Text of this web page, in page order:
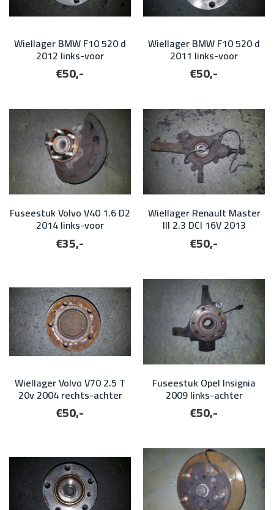
Wiellager BMW F10 520 d
2012 links-voor
€50,-
Wiellager BMW F10 520 d
2011 links-voor
€50,-
Fuseestuk Volvo V40 1.6 D2
2014 links-voor
€35,-
Wiellager Renault Master
III 2.3 DCI 16V 2013
€50,-
Wiellager Volvo V70 2.5 T
20v 2004 rechts-achter
€50,-
Fuseestuk Opel Insignia
2009 links-achter
€50,-